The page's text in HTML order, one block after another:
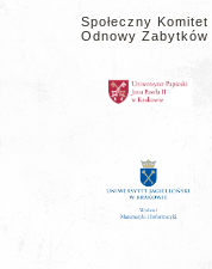
Społeczny Komitet
Odnowy Zabytków